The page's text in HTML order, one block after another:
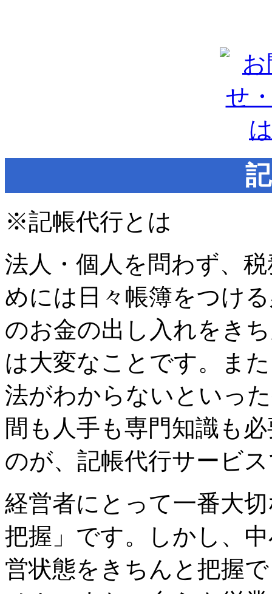
※記帳代行とは
法人・個人を問わず、
めには日々帳簿をつけ
のお金の出し入れをき
は大変なことです。ま
法がわからないといっ
間も人手も専門知識も
のが、記帳代行サービ
経営者にとって一番大
把握」です。しかし、
営状態をきちんと把握